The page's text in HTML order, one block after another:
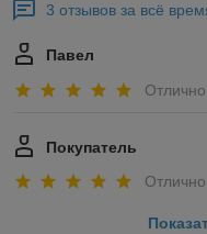
3 отзывов за всё
Павел
Отлично
Покупатель
Отлично